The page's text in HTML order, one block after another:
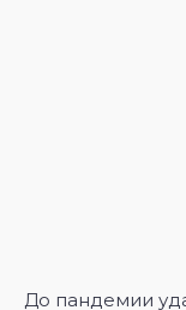
До пандемии